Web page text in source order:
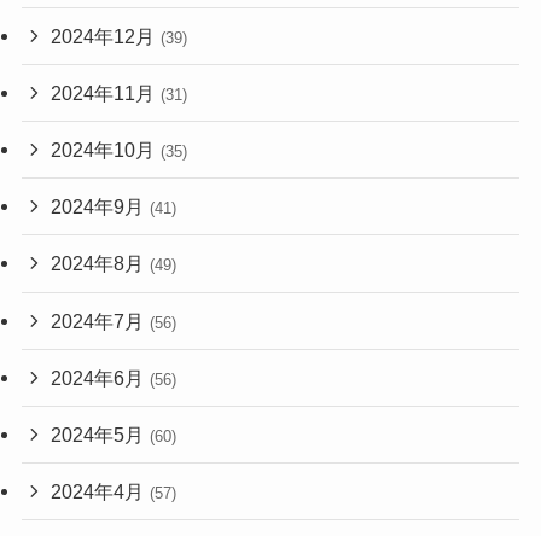
2024年12月 (39)
2024年11月 (31)
2024年10月 (35)
2024年9月 (41)
2024年8月 (49)
2024年7月 (56)
2024年6月 (56)
2024年5月 (60)
2024年4月 (57)